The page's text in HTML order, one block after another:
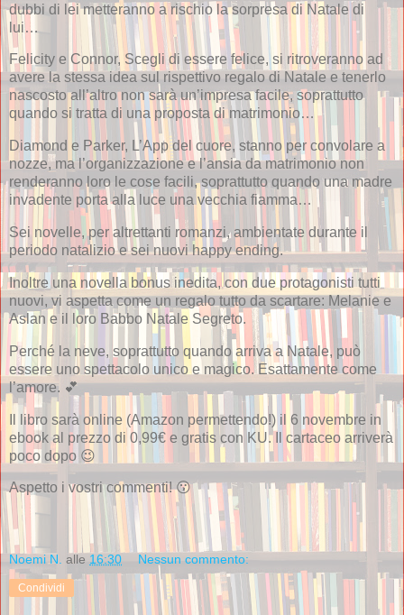
dubbi di lei metteranno a rischio la sorpresa di Natale di
lui…
Felicity e Connor, Scegli di essere felice, si ritroveranno ad
avere la stessa idea sul rispettivo regalo di Natale e tenerlo
nascosto all’altro non sarà un’impresa facile, soprattutto
quando si tratta di una proposta di matrimonio…
Diamond e Parker, L’App del cuore, stanno per convolare a
nozze, ma l’organizzazione e l’ansia da matrimonio non
renderanno loro le cose facili, soprattutto quando una madre
invadente porta alla luce una vecchia fiamma…
Sei novelle, per altrettanti romanzi, ambientate durante il
periodo natalizio e sei nuovi happy ending.
Inoltre una novella bonus inedita, con due protagonisti tutti
nuovi, vi aspetta come un regalo tutto da scartare: Melanie e
Aslan e il loro Babbo Natale Segreto.
Perché la neve, soprattutto quando arriva a Natale, può
essere uno spettacolo unico e magico. Esattamente come
l’amore. 💕
Il libro sarà online (Amazon permettendo!) il 6 novembre in
ebook al prezzo di 0,99€ e gratis con KU. Il cartaceo arriverà
poco dopo 😉
Aspetto i vostri commenti! 😗
Noemi N. alle 16:30 Nessun commento:
Condividi